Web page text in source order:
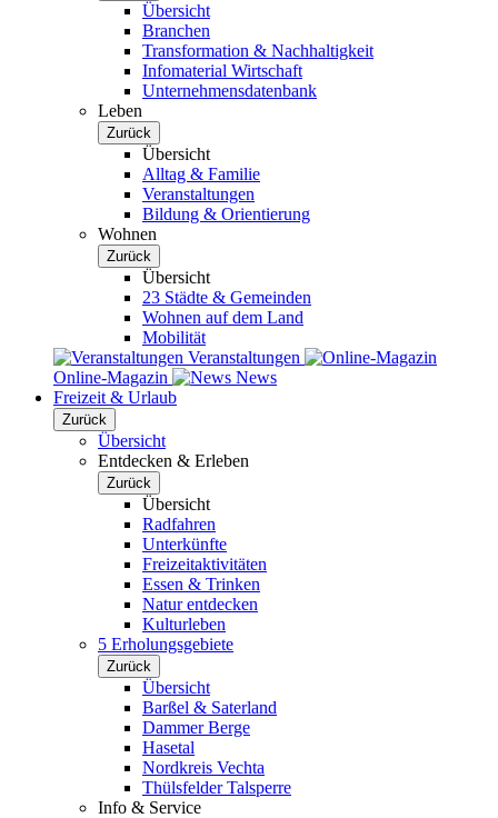
Übersicht
Branchen
Transformation & Nachhaltigkeit
Infomaterial Wirtschaft
Unternehmensdatenbank
Leben
Zurück
Übersicht
Alltag & Familie
Veranstaltungen
Bildung & Orientierung
Wohnen
Zurück
Übersicht
23 Städte & Gemeinden
Wohnen auf dem Land
Mobilität
Veranstaltungen
Online-Magazin
News
Freizeit & Urlaub
Zurück
Übersicht
Entdecken & Erleben
Zurück
Übersicht
Radfahren
Unterkünfte
Freizeitaktivitäten
Essen & Trinken
Natur entdecken
Kulturleben
5 Erholungsgebiete
Zurück
Übersicht
Barßel & Saterland
Dammer Berge
Hasetal
Nordkreis Vechta
Thülsfelder Talsperre
Info & Service